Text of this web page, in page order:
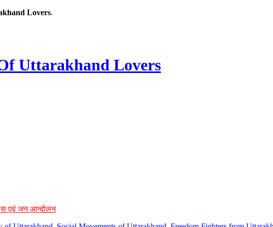
Lovers.
Uttarakhand Lovers
एवं जन आन्दोलन